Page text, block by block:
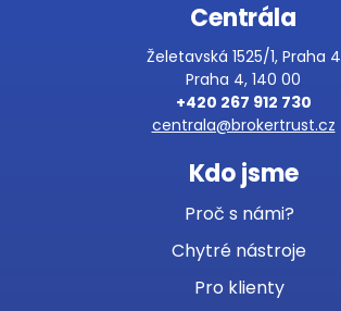
Centrála
Želetavská 1525/1, Praha 4
Praha 4, 140 00
+420 267 912 730
centrala@brokertrust.cz
Kdo jsme
Proč s námi?
Chytré nástroje
Pro klienty